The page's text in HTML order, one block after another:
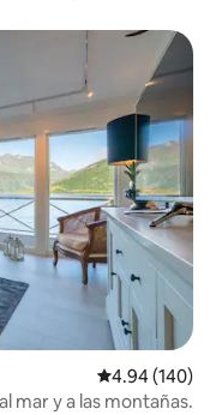
Calificación
4.94 (140)
mar y a las montañas.